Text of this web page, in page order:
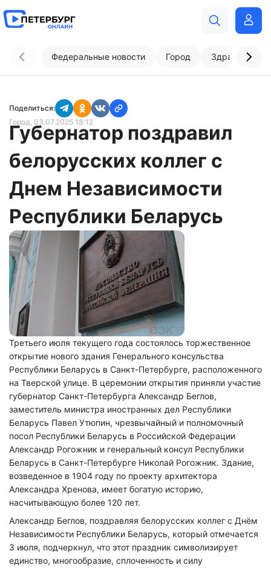
Федеральные новости Город
Поделиться:
Город, 03.07.2025 18:12
Губернатор поздравил
белорусских коллег с
Днем Независимости
Республики Беларусь
Третьего июля текущего года состоялось торжественное
открытие нового здания Генерального консульства
Республики Беларусь в Санкт-Петербурге, расположенного
на Тверской улице. В церемонии открытия приняли участие
губернатор Санкт-Петербурга Александр Беглов,
заместитель министра иностранных дел Республики
Беларусь Павел Утюпин, чрезвычайный и полномочный
посол Республики Беларусь в Российской Федерации
Александр Рогожник и генеральный консул Республики
Беларусь в Санкт-Петербурге Николай Рогожник. Здание,
возведенное в 1904 году по проекту архитектора
Александра Хренова, имеет богатую историю,
насчитывающую более 120 лет.
Александр Беглов, поздравляя белорусских коллег с Днём
Независимости Республики Беларусь, который отмечается
3 июля, подчеркнул, что этот праздник символизирует
единство, многообразие, сплоченность и силу